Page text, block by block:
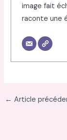
image fait
raconte une
← Article